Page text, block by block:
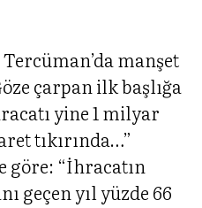
Tercüman’da manşet
çarpan ilk başlığa
yine 1 milyar
tıkırında…”
göre: “İhracatın
geçen yıl yüzde 66